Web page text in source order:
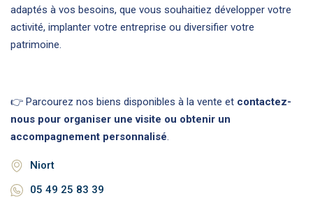
adaptés à vos besoins, que vous souhaitiez développer votre
activité, implanter votre entreprise ou diversifier votre
patrimoine.
👉 Parcourez nos biens disponibles à la vente et contactez-
nous pour organiser une visite ou obtenir un
accompagnement personnalisé.
Niort
05 49 25 83 39